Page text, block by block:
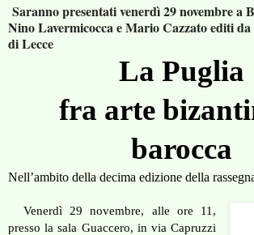
Saranno presentati venerdì 29 novembre a
Nino Lavermicocca e Mario Cazzato editi
di Lecce
La Puglia
fra arte
barocca
Nell’ambito della decima edizione della
Venerdì 29 novembre, alle ore 11,
presso la sala Guaccero, in via Capruzzi